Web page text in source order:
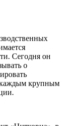
Сегодня он
о
каждым крупным